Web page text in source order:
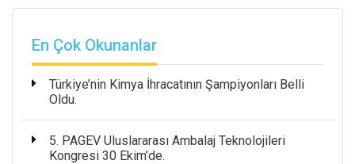
En Çok Okunanlar
Türkiye’nin Kimya İhracatının Şampiyonları Belli
Oldu.
5. PAGEV Uluslararası Ambalaj Teknolojileri
Kongresi 30 Ekim’de.